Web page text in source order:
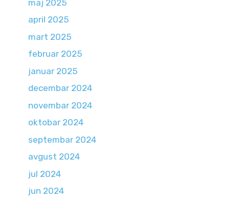
maj 2025
april 2025
mart 2025
februar 2025
januar 2025
decembar 2024
novembar 2024
oktobar 2024
septembar 2024
avgust 2024
jul 2024
jun 2024